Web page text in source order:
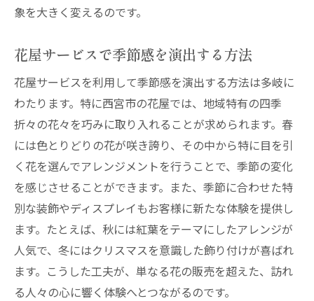
イベント成功のためのディスプレイ計画
を探る
西宮市の地元花屋と連携したディスプレイ
事例
地域資源を生かした花ディスプレイの提案
花屋の専門性を活用したオリジナルデザイ
ン
店舗ディスプレイにおける地域性の重要性
地元産花材を活用した持続可能な取り組み
花屋ネットワークを利用したイベント展開
花屋のディスプレイで魅せる空間デザインの秘
訣
象を大きく変えるのです。
花屋サービスで季節感を演出する方法
花屋サービスを利用して季節感を演出する方法は多岐に
わたります。特に西宮市の花屋では、地域特有の四季
折々の花々を巧みに取り入れることが求められます。春
には色とりどりの花が咲き誇り、その中から特に目を引
く花を選んでアレンジメントを行うことで、季節の変化
を感じさせることができます。また、季節に合わせた特
別な装飾やディスプレイもお客様に新たな体験を提供し
ます。たとえば、秋には紅葉をテーマにしたアレンジが
人気で、冬にはクリスマスを意識した飾り付けが喜ばれ
ます。こうした工夫が、単なる花の販売を超えた、訪れ
る人々の心に響く体験へとつながるのです。